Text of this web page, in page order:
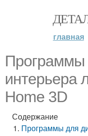
главная
Программы
интерьера
Home 3D
Содержание
Программы для